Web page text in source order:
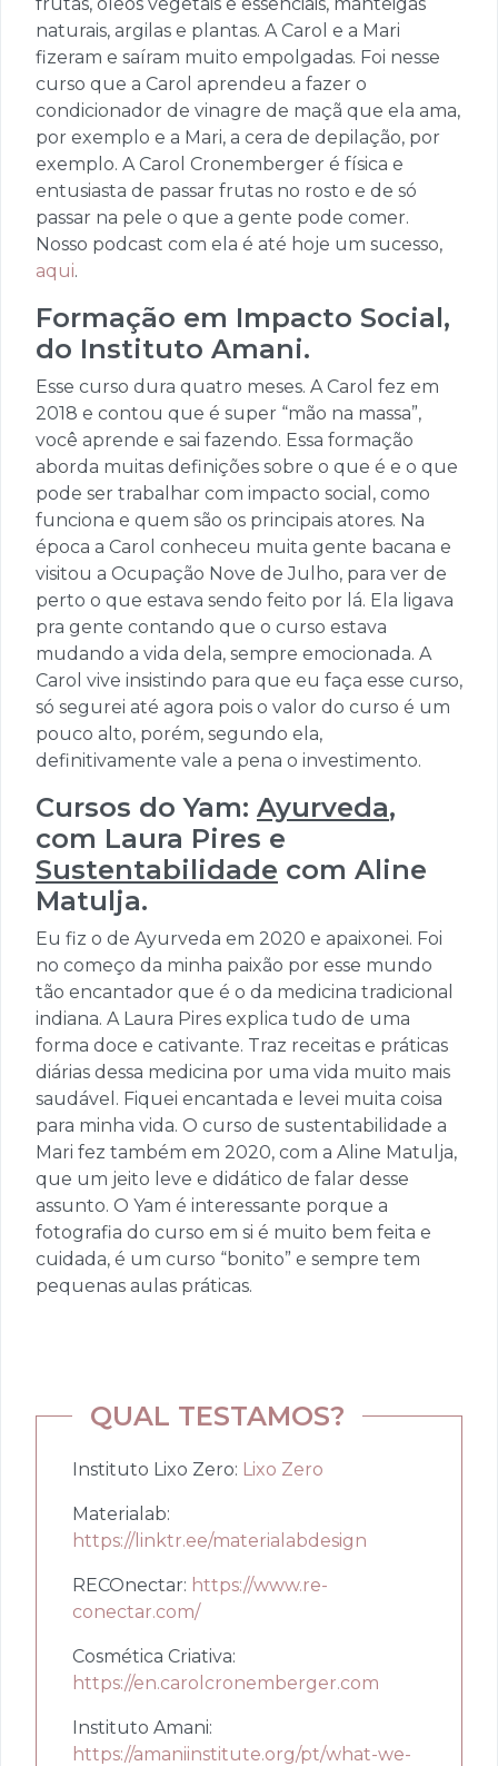
naturais, argilas e plantas. A Carol e a Mari
fizeram e saíram muito empolgadas. Foi nesse
curso que a Carol aprendeu a fazer o
condicionador de vinagre de maçã que ela ama,
por exemplo e a Mari, a cera de depilação, por
exemplo. A Carol Cronemberger é física e
entusiasta de passar frutas no rosto e de só
passar na pele o que a gente pode comer.
Nosso podcast com ela é até hoje um sucesso,
aqui.
Formação em Impacto Social,
do Instituto Amani.
Esse curso dura quatro meses. A Carol fez em
2018 e contou que é super “mão na massa”,
você aprende e sai fazendo. Essa formação
aborda muitas definições sobre o que é e o que
pode ser trabalhar com impacto social, como
funciona e quem são os principais atores. Na
época a Carol conheceu muita gente bacana e
visitou a Ocupação Nove de Julho, para ver de
perto o que estava sendo feito por lá. Ela ligava
pra gente contando que o curso estava
mudando a vida dela, sempre emocionada. A
Carol vive insistindo para que eu faça esse curso,
só segurei até agora pois o valor do curso é um
pouco alto, porém, segundo ela,
definitivamente vale a pena o investimento.
Cursos do Yam: Ayurveda,
com Laura Pires e
Sustentabilidade com Aline
Matulja.
Eu fiz o de Ayurveda em 2020 e apaixonei. Foi
no começo da minha paixão por esse mundo
tão encantador que é o da medicina tradicional
indiana. A Laura Pires explica tudo de uma
forma doce e cativante. Traz receitas e práticas
diárias dessa medicina por uma vida muito mais
saudável. Fiquei encantada e levei muita coisa
para minha vida. O curso de sustentabilidade a
Mari fez também em 2020, com a Aline Matulja,
que um jeito leve e didático de falar desse
assunto. O Yam é interessante porque a
fotografia do curso em si é muito bem feita e
cuidada, é um curso “bonito” e sempre tem
pequenas aulas práticas.
QUAL TESTAMOS?
Instituto Lixo Zero: Lixo Zero
Materialab:
https://linktr.ee/materialabdesign
RECOnectar: https://www.re-
conectar.com/
Cosmética Criativa:
https://en.carolcronemberger.com
Instituto Amani:
https://amaniinstitute.org/pt/what-we-